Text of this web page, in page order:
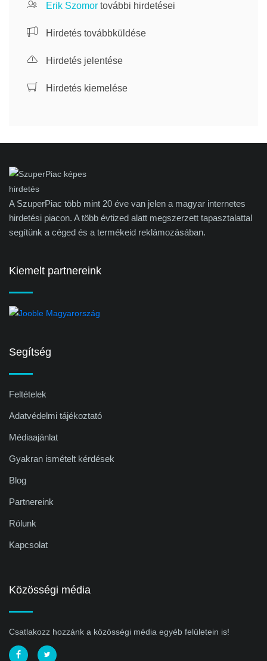
Erik Szomor további hirdetései
Hirdetés továbbküldése
Hirdetés jelentése
Hirdetés kiemelése
A SzuperPiac több mint 20 éve van jelen a magyar internetes
hirdetési piacon. A több évtized alatt megszerzett tapasztalattal
segítünk a céged és a termékeid reklámozásában.
Kiemelt partnereink
Segítség
Feltételek
Adatvédelmi tájékoztató
Médiaajánlat
Gyakran ismételt kérdések
Blog
Partnereink
Rólunk
Kapcsolat
Közösségi média
Csatlakozz hozzánk a közösségi média egyéb felületein is!